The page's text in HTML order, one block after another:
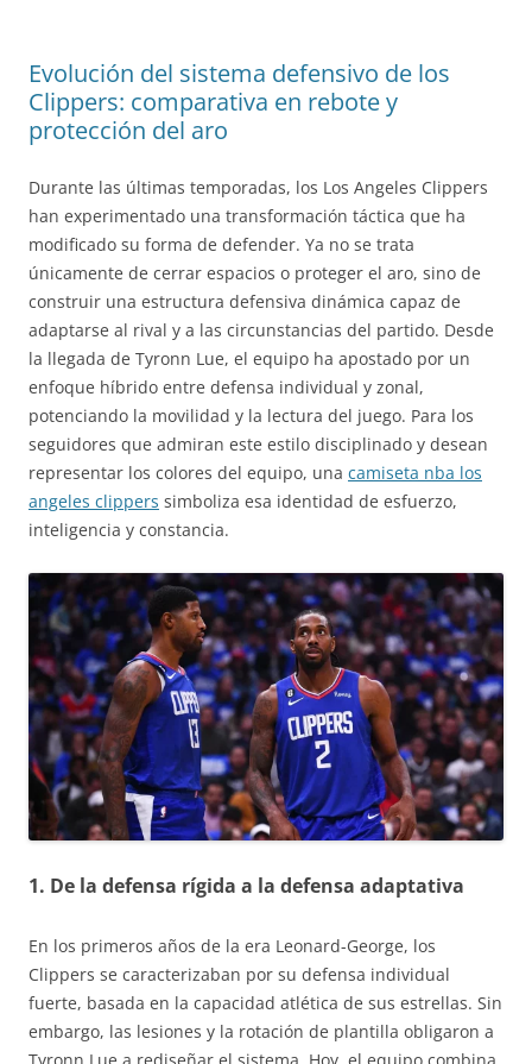
Evolución del sistema defensivo de los
Clippers: comparativa en rebote y
protección del aro
Durante las últimas temporadas, los Los Angeles Clippers
han experimentado una transformación táctica que ha
modificado su forma de defender. Ya no se trata
únicamente de cerrar espacios o proteger el aro, sino de
construir una estructura defensiva dinámica capaz de
adaptarse al rival y a las circunstancias del partido. Desde
la llegada de Tyronn Lue, el equipo ha apostado por un
enfoque híbrido entre defensa individual y zonal,
potenciando la movilidad y la lectura del juego. Para los
seguidores que admiran este estilo disciplinado y desean
representar los colores del equipo, una camiseta nba los
angeles clippers simboliza esa identidad de esfuerzo,
inteligencia y constancia.
1. De la defensa rígida a la defensa adaptativa
En los primeros años de la era Leonard-George, los
Clippers se caracterizaban por su defensa individual
fuerte, basada en la capacidad atlética de sus estrellas. Sin
embargo, las lesiones y la rotación de plantilla obligaron a
Tyronn Lue a rediseñar el sistema. Hoy, el equipo combina